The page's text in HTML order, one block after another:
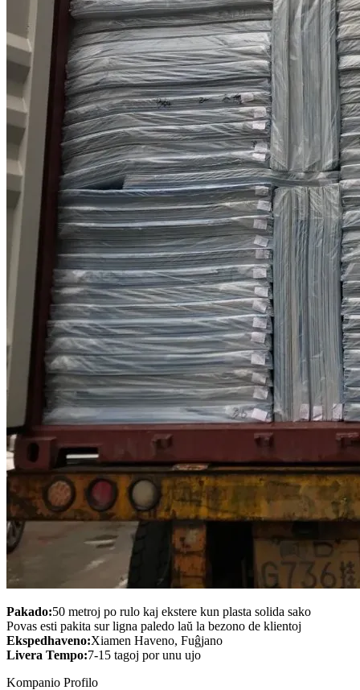
Pakado:50 metroj po rulo kaj ekstere kun plasta solida sako
Povas esti pakita sur ligna paledo laŭ la bezono de klientoj
Ekspedhaveno:Xiamen Haveno, Fuĝjano
Livera Tempo:7-15 tagoj por unu ujo
Kompanio Profilo